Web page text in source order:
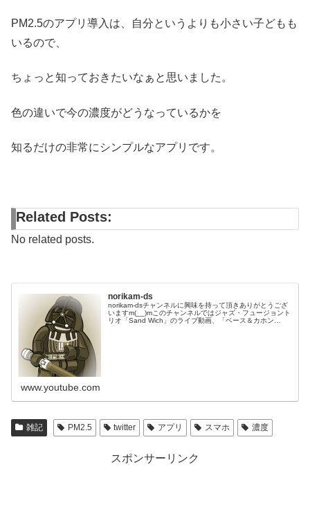
PM2.5のアプリ導入は、自分というよりも小さい子どもも
いるので、
ちょっと知っておきたいなぁと思いました。
色の違いで今の濃度がどうなっているかを
知るだけの非常にシンプルなアプリです。
Related Posts:
No related posts.
norikam-ds
norikam-dsチャンネルに興味を持って頂きありがとうござ
いますm(__)mこのチャンネルではジャズ・フュージョント
リオ「Sand Wich」のライブ動画、「ベース＆カホン
www.youtube.com
雑記 PM2.5 twitter アプリ スマホ 濃度
スポンサーリンク